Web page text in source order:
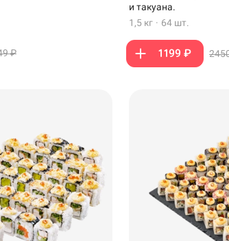
₽
и такуана.
1,5 кг · 64 шт.
1199 ₽